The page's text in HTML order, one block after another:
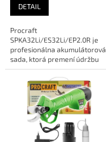
DETAIL
Procraft
SPKA32Li/ES32Li/EP2.0R je
profesionálna akumulátorová
sada, ktorá premení údržbu
záhrady na jednoduchú
záležitosť. Sada obsahuje...